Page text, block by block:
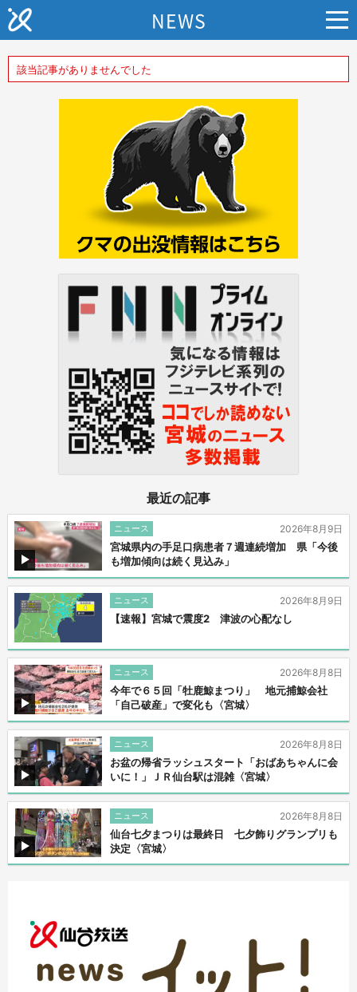
NEWS
該当記事がありませんでした
最近の記事
ニュース
宮城県内の手足口病患者７週連続増加 県「今後
も増加傾向は続く見込み」
2026年8月9日
ニュース
【速報】宮城で震度2 津波の心配なし
2026年8月9日
ニュース
今年で６５回「牡鹿鯨まつり」 地元捕鯨会社
「自己破産」で変化も〈宮城〉
2026年8月8日
ニュース
お盆の帰省ラッシュスタート「おばあちゃんに会
いに！」ＪＲ仙台駅は混雑〈宮城〉
2026年8月8日
ニュース
仙台七夕まつりは最終日 七夕飾りグランプリも
決定〈宮城〉
2026年8月8日